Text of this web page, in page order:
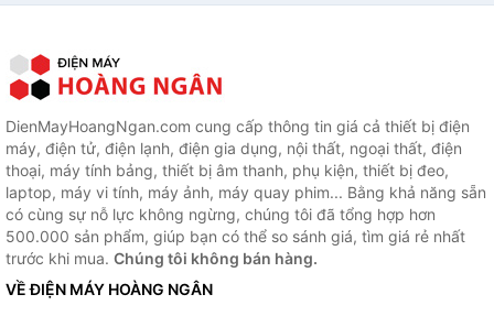
DienMayHoangNgan.com cung cấp thông tin giá cả thiết bị điện
máy, điện tử, điện lạnh, điện gia dụng, nội thất, ngoại thất, điện
thoại, máy tính bảng, thiết bị âm thanh, phụ kiện, thiết bị đeo,
laptop, máy vi tính, máy ảnh, máy quay phim... Bằng khả năng sẵn
có cùng sự nỗ lực không ngừng, chúng tôi đã tổng hợp hơn
500.000 sản phẩm, giúp bạn có thể so sánh giá, tìm giá rẻ nhất
trước khi mua. Chúng tôi không bán hàng.
VỀ ĐIỆN MÁY HOÀNG NGÂN